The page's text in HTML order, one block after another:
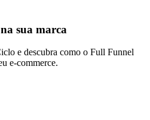
sua marca
e descubra como o Full Funnel
e-commerce.